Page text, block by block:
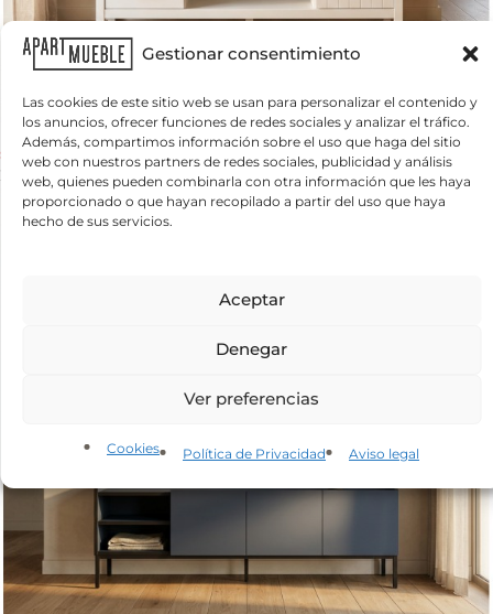
Gestionar consentimiento
Las cookies de este sitio web se usan para personalizar el contenido y
los anuncios, ofrecer funciones de redes sociales y analizar el tráfico.
Además, compartimos información sobre el uso que haga del sitio
web con nuestros partners de redes sociales, publicidad y análisis
web, quienes pueden combinarla con otra información que les haya
proporcionado o que hayan recopilado a partir del uso que haya
hecho de sus servicios.
Aceptar
Denegar
Ver preferencias
Cookies Política de Privacidad Aviso legal
Mueble TV Miranda blanco y cera con 1 puerta y 2 cajones para
salón moderno
298€IVA incluido